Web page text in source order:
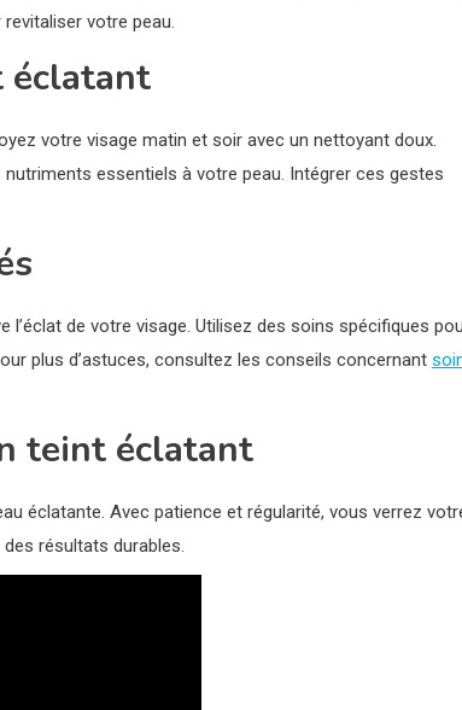
votre peau.
éclatant
votre visage matin et soir avec un nettoyant doux.
essentiels à votre peau. Intégrer ces gestes
l’éclat de votre visage. Utilisez des soins spécifiques
plus d’astuces, consultez les conseils concernant
teint éclatant
éclatante. Avec patience et régularité, vous verrez
résultats durables.